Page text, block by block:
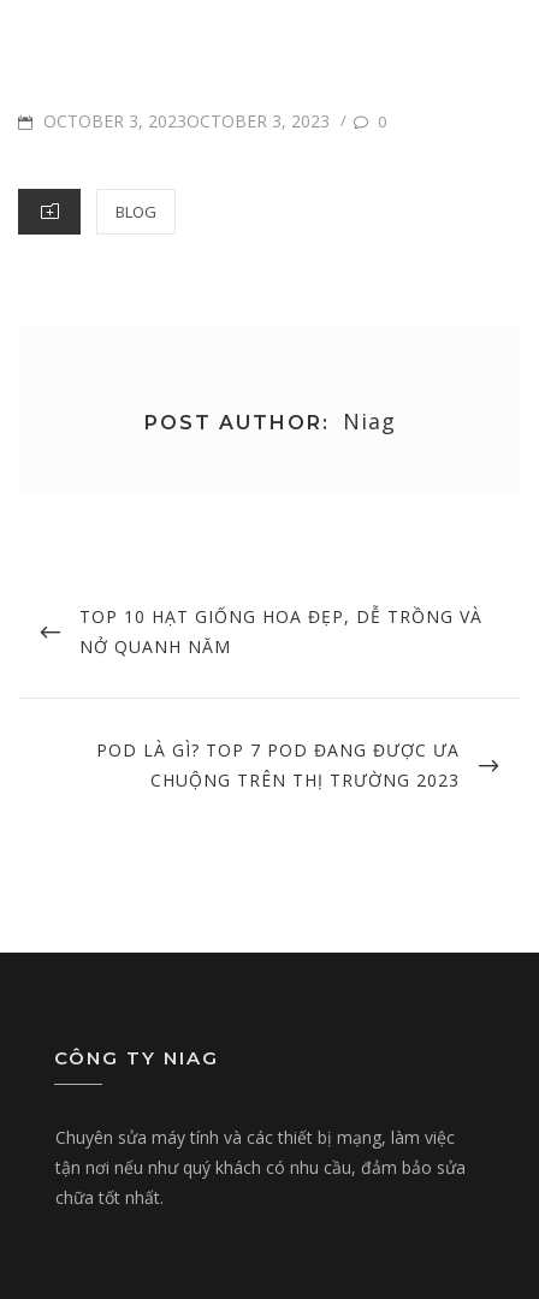
POSTEDOCTOBER 3, 2023OCTOBER 3, 2023 / 0
CATEGORIES
BLOG
POST AUTHOR: Niag
navigation
PREVIOUS
POST
TOP 10 HẠT GIỐNG HOA ĐẸP, DỄ TRỒNG VÀ
NỞ QUANH NĂM
NEXT
POD LÀ GÌ? TOP 7 POD ĐANG ĐƯỢC ƯA
CHUỘNG TRÊN THỊ TRƯỜNG 2023
CÔNG TY NIAG
Chuyên sửa máy tính và các thiết bị mạng, làm việc
tận nơi nếu như quý khách có nhu cầu, đảm bảo sửa
chữa tốt nhất.